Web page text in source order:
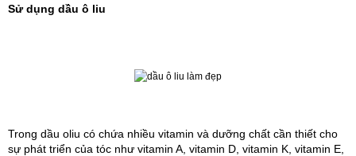
Sử dụng dầu ô liu
Trong dầu oliu có chứa nhiều vitamin và dưỡng chất cần thiết cho
sự phát triển của tóc như vitamin A, vitamin D, vitamin K, vitamin E,